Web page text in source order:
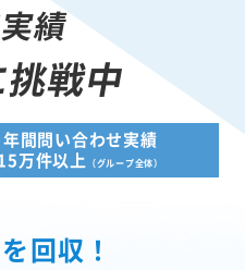
績
戦中
年間問い合わせ実績
万件以上
（グループ全体）
回収！